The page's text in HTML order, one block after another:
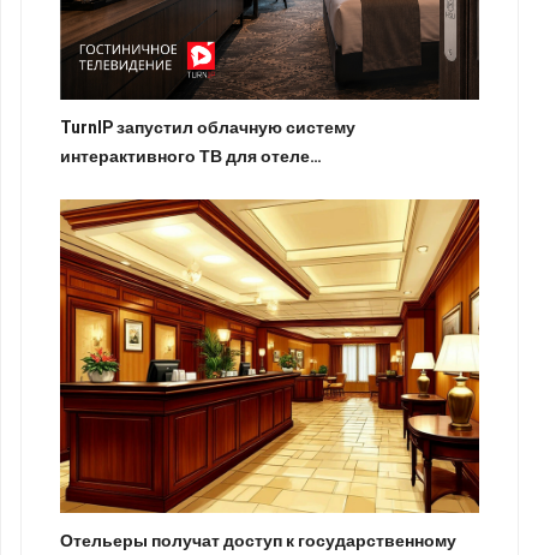
TurnIP запустил облачную систему
интерактивного ТВ для отеле…
Отельеры получат доступ к государственному